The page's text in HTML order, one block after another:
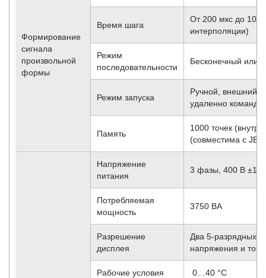
Формирование
сигнала
произвольной
формы
Время шага
От 200 мкс до 100
интерполяции)
Режим
последовательности
Бесконечный или
Режим запуска
Ручной, внешний
удаленно
Память
1000 точек
(совместима с
Напряжение
питания
3 фазы, 400 В ±10
Потребляемая
мощность
3750 ВА
Разрешение
дисплея
Два 5-разрядных
напряжения и тока
Рабочие условия 0…40 °C